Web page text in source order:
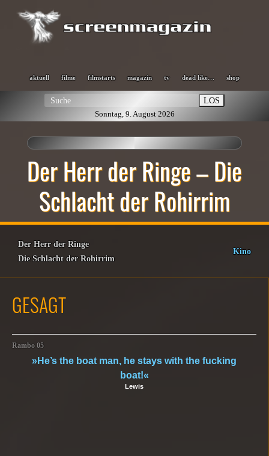
aktuell filme filmstarts magazin tv dead like… shop
LOS
Sonntag, 9. August 2026
Der Herr der Ringe – Die
Schlacht der Rohirrim
Der Herr der Ringe
Die Schlacht der Rohirrim
Kino
GESAGT
Rambo 05
»He’s the boat man, he stays with the fucking
boat!«
Lewis